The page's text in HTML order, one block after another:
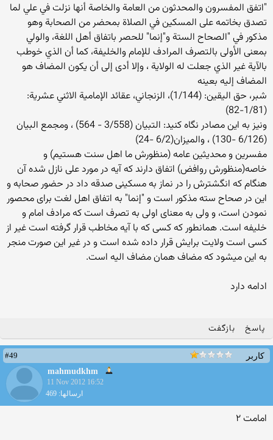
"اتفق المفسرون والمحدثون من العامة والخاصة أنها نزلت في علي لما
تصدق بخاتمه على المسكين في الصلاة بمحضر من الصحابة وهو
مذكور في "الصحاح الستة و"إنما" للحصر باتفاق أهل اللغة، والولي
بمعنى الأولى بالتصرف المرادف للإمام والخليفة، كما أن الذي خوطب
بالآية غير الذي جعلت له الولاية ، وإلا أدى إلى أن يكون المضاف هو
المضاف إليه بعينه
شبر، حق اليقين: (1/144)، الزنجاني، عقائد الإمامية الاثني عشرية:
(1/81-82)
ونیز به این مصادر نگاه کنید: التبيان (3/558 - 564) ، ومجمع البيان
(6/126 -130) ، والميزان(6/2 -24)
مفسرین و محدیثین عامه (منظورش ما اهل سنت هستیم) و
خاصه(منظورش روافض) اتفاق دارند که آیه در مورد علی نازل شده آن
هنگام که انگشترش را در نماز به مسکینی صدقه داد در حضور صحابه و
این در صحاح سته مذکور است و "إنما" به اتفاق اهل لغت برای محصور
نمودن است، و ولی به معنای اولی به تصرف است که مرادف امام و
خلیفه است. همانطور که کسی که با آیه مخاطب قرار گرفته است غیر از
کسی است ولایت برایش قرار داده شده است و در غیر این صورت منجر
به این میشود که مضاف همان مضاف الیه است.
ادامه دارد
پاسخ بازگفت
کاربر
#49
mahmudkhm
11 Nov 2012 16:52
ارسالها: 469
امامت ۲